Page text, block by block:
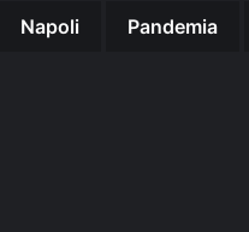
Napoli Pandemia